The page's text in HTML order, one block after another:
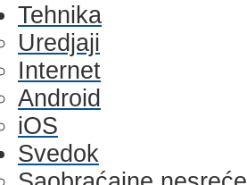
Tehnika
Uredjaji
Internet
Android
iOS
Svedok